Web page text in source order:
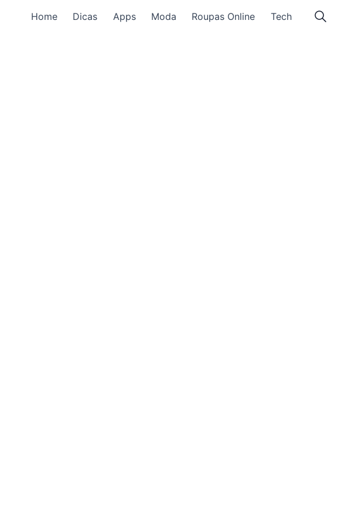
Home Dicas Apps Moda Roupas Online Tech